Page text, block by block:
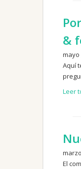
&
mayo
Aquí
Leer
El